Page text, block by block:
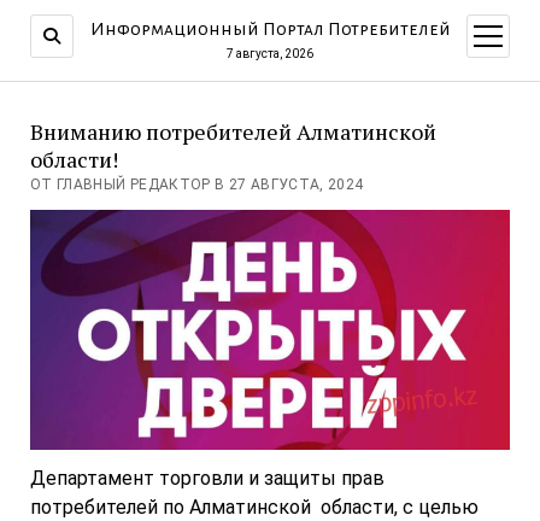
Информационный Портал Потребителей
7 августа, 2026
меню
Вниманию потребителей Алматинской
области!
ОТ ГЛАВНЫЙ РЕДАКТОР В 27 АВГУСТА, 2024
Департамент торговли и защиты прав
потребителей по Алматинской области, с целью